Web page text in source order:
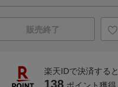
販売終了
楽天IDで決済すると
138